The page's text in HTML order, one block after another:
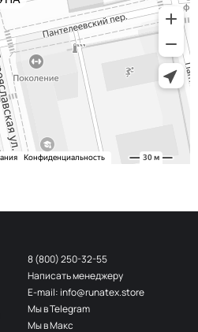
8 (800) 250-32-55
Написать менеджеру
E-mail: info@runatex.store
Мы в Telegram
Мы в Макс